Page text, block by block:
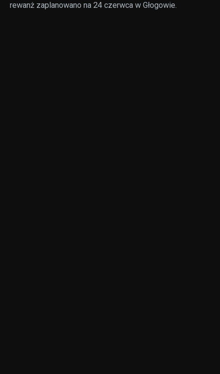
rewanż zaplanowano na 24 czerwca w Głogowie.